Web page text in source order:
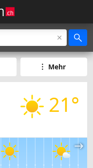
Mehr
21°